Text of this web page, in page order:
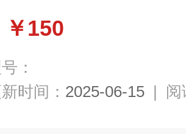
￥150
：
时间： 2025-06-15 | 阅